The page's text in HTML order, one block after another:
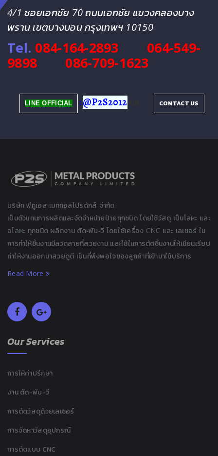
4/1 ซอยเอกชัย 70 ถนนเอกชัย แขวงคลองบาง
พราน เขตบางบอน กรุงเทพฯ 10150
Tel. 084-164-2893
064-549-
9898
086-709-1623
LINE OFFICIAL :@P2S2012 CONTACT US
บริษัท พีทูเอส เมททอลโปรดักส์ จำกัด
เป็นตัวแทนการผลิตและจัดจำหน่ายป้ายทุกชนิด โดยใช้วัสดุ เป็นโลหะ และ
อโลหะ ทุกชนิด ผลิตงาน ตัด-พับ-วี โดยใช้เครื่อง CNC และ เลเซอร์ ใน
การทำให้ชิ้นงานมีลวดลายที่สวยงาม และใช้ในการตัดชิ้นงานให้เนียนเรียบ
ทำให้งานออกมาสวยดูดี เป็นที่พึงพอใจของลูกค้าที่เข้ามาใช้บริการ
Read More
Our Services
การให้คำปรึกษา
งาน ตัด-พับ-วี
การตัดวัสดุด้วยเลเซอร์
การจัดหาวัสดุอุปกรณ์
การตัดแบบ CNC